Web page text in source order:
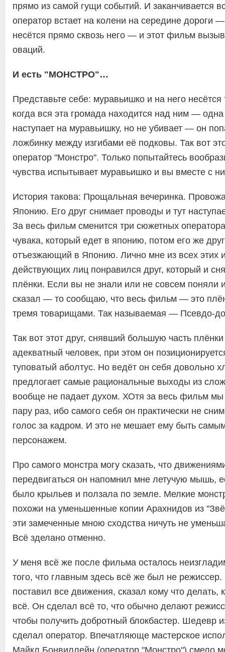
прямо из самой гущи событий. И заканчивается
оператор встает на колени на середине дороги
несётся прямо сквозь него — и этот фильм
оваций.
И есть "МОНСТРО"…
Представьте себе: муравьишко и на него
когда вся эта громада находится над ним —
наступает на муравьишку, но не убивает — он
ложбинку между изгибами её подковы. Так вот
оператор "Монстро". Только попытайтесь
чувства испытывает муравьишко и вы вместе с
История такова: Прощальная вечеринка.
Японию. Его друг снимает проводы и тут
За весь фильм сменится три сюжетных
чувака, который едет в японию, потом его же
отъезжающий в Японию. Лично мне из всех этих
действующих лиц понравился друг, который и
плёнки. Если вы не знали или не совсем поняли
сказал — то сообщаю, что весь фильм — это
тремя товарищами. Так называемая — Псевдо-
Так вот этот друг, снявший большую часть
адекватный человек, при этом он
туповатый аболтус. Но ведёт он себя довольно
предлогает самые рациональные выходы из
вообще не падает духом. ХОтя за весь фильм мы
пару раз, ибо самого себя он практически не
голос за кадром. И это не мешает ему быть
персонажем.
Про самого монстра могу сказать, что
передвигаться он напомнил мне летучую мышь,
было крыльев и ползала по земле. Мелкие
похожи на уменьшенные копии Арахнидов из
эти замеченные мною сходства ничуть не
Всё зделано отменно.
У меня всё же после фильма осталось
того, что главным здесь всё же был не режиссер.
поставил все движения, сказал кому что делать,
всё. Он сделал всё то, что обычно делают
чтобы получить добротный блокбастер. Шедевр
сделал оператор. Впечатляюще мастерское
Майкл Бонвиллейн (оператор "Монстро") смело